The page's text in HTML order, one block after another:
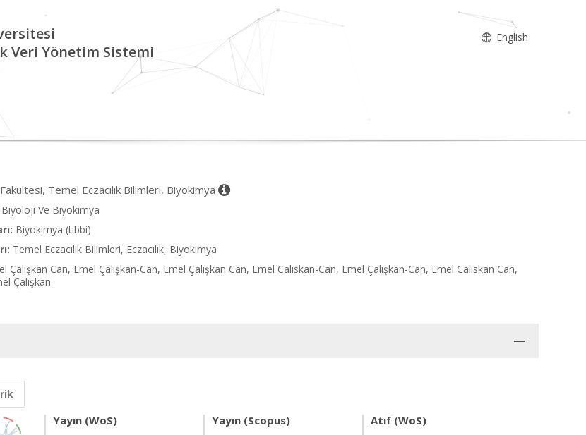
Veri Yönetim Sistemi
English
Fakültesi, Temel Eczacılık Bilimleri, Biyokimya
Biyoloji Ve Biyokimya
Biyokimya (tıbbi)
Temel Eczacılık Bilimleri, Eczacılık, Biyokimya
Çalışkan Can, Emel Çalişkan-Can, Emel Çalişkan Can, Emel Caliskan-Can, Emel Çalışkan-Can, Emel Caliskan Can,
Çalışkan
Yayın (WoS) Yayın (Scopus) Atıf (WoS)